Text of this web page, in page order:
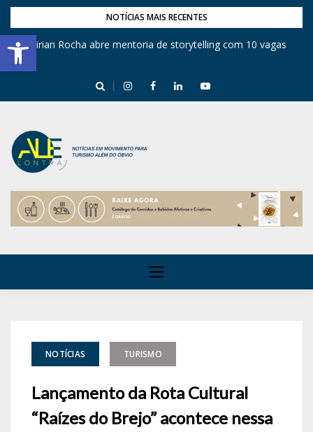
Barra de Ferramentas Aberta
NOTÍCIAS MAIS RECENTES
Mirian Rocha abre mentoria de storytelling com 10 vagas
NOTÍCIAS TURISMO
Lançamento da Rota Cultural
“Raízes do Brejo” acontece nessa